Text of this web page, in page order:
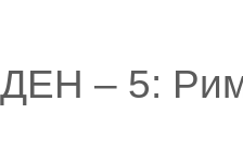
ДЕН – 5: